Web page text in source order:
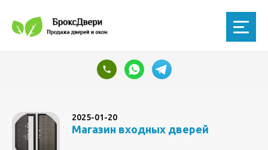
2025-01-20
Магазин входных дверей